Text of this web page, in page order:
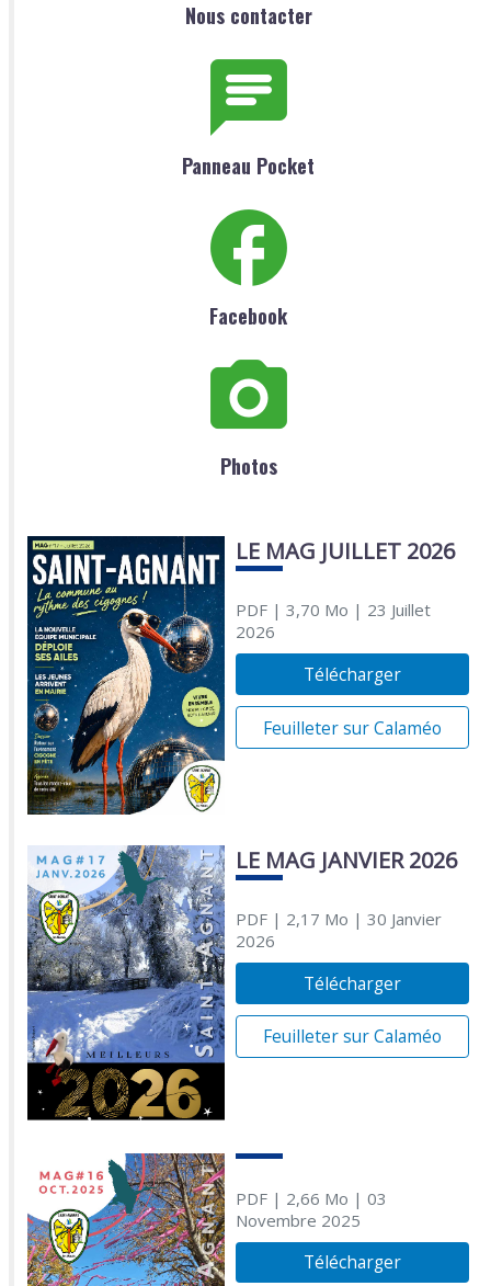
Nous contacter
Panneau Pocket
Facebook
Photos
LE MAG JUILLET 2026
PDF| 3,70 Mo | 23 Juillet
2026
Télécharger
Feuilleter sur Calaméo
LE MAG JANVIER 2026
PDF| 2,17 Mo | 30 Janvier
2026
Télécharger
Feuilleter sur Calaméo
PDF| 2,66 Mo | 03
Novembre 2025
Télécharger